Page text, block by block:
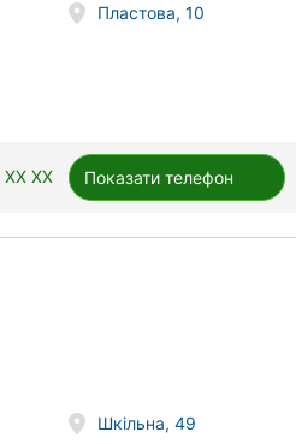
Пластова, 10
XX XX Показати телефон
Шкільна, 49